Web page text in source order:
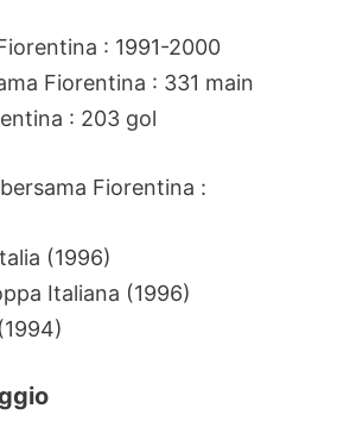
: 1991-2000
Fiorentina : 331 main
: 203 gol
Fiorentina :
(1996)
Italiana (1996)